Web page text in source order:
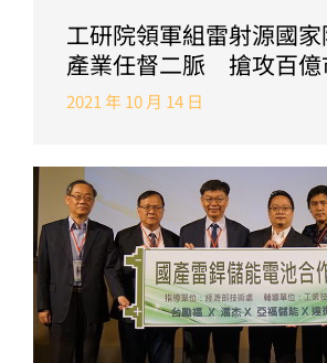
工研院領軍組雷射源國
產業任督二脈 搶攻百億
2021 年 10 月 14 日